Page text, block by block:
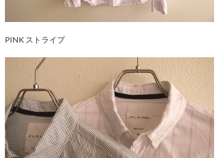
PINK ストライプ